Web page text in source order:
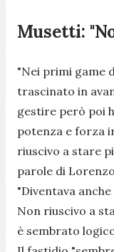
Musetti:
"Nei primi game
trascinato in
gestire però poi
potenza e forza
riuscivo a stare
parole di
"Diventava
Non riuscivo a
è sembrato